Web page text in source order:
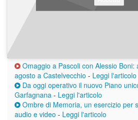
Omaggio a Pascoli con Alessio Boni:
agosto a Castelvecchio - Leggi l'articolo
Da oggi operativo il nuovo Piano
Garfagnana - Leggi l'articolo
Ombre di Memoria, un esercizio per
audio e video - Leggi l'articolo